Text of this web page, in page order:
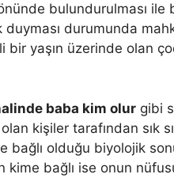
bulundurulması ile
duyması durumunda
yaşın üzerinde olan
baba kim olur gibi
kişiler tarafından sık
bağlı olduğu biyolojik
kime bağlı ise onun